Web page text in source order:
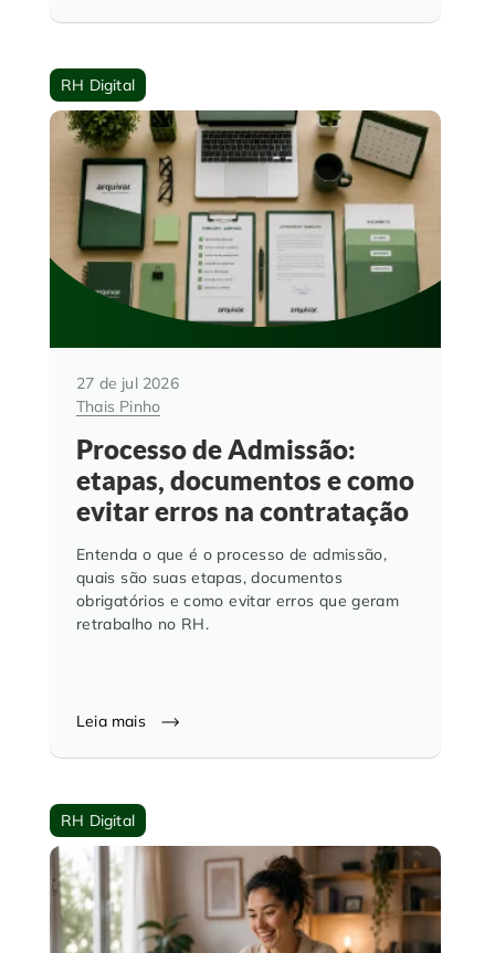
RH Digital
27 de jul 2026
Thais Pinho
Processo de Admissão:
etapas, documentos e como
evitar erros na contratação
Entenda o que é o processo de admissão,
quais são suas etapas, documentos
obrigatórios e como evitar erros que geram
retrabalho no RH.
Leia mais
RH Digital